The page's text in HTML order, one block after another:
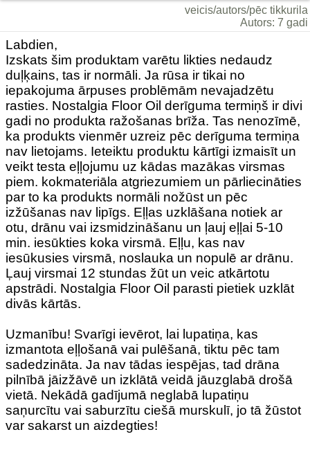
veicis/autors/pēc tikkurila
Autors: 7 gadi
Labdien,
Izskats šim produktam varētu likties nedaudz
duļķains, tas ir normāli. Ja rūsa ir tikai no
iepakojuma ārpuses problēmām nevajadzētu
rasties. Nostalgia Floor Oil derīguma termiņš ir divi
gadi no produkta ražošanas brīža. Tas nenozīmē,
ka produkts vienmēr uzreiz pēc derīguma termiņa
nav lietojams. Ieteiktu produktu kārtīgi izmaisīt un
veikt testa eļļojumu uz kādas mazākas virsmas
piem. kokmateriāla atgriezumiem un pārliecināties
par to ka produkts normāli nožūst un pēc
izžūšanas nav lipīgs. Eļļas uzklāšana notiek ar
otu, drānu vai izsmidzināšanu un ļauj eļļai 5-10
min. iesūkties koka virsmā. Eļļu, kas nav
iesūkusies virsmā, noslauka un nopulē ar drānu.
Ļauj virsmai 12 stundas žūt un veic atkārtotu
apstrādi. Nostalgia Floor Oil parasti pietiek uzklāt
divās kārtās.
Uzmanību! Svarīgi ievērot, lai lupatiņa, kas
izmantota eļļošanā vai pulēšanā, tiktu pēc tam
sadedzināta. Ja nav tādas iespējas, tad drāna
pilnībā jāizžāvē un izklātā veidā jāuzglabā drošā
vietā. Nekādā gadījumā neglabā lupatiņu
saņurcītu vai saburzītu ciešā murskulī, jo tā žūstot
var sakarst un aizdegties!